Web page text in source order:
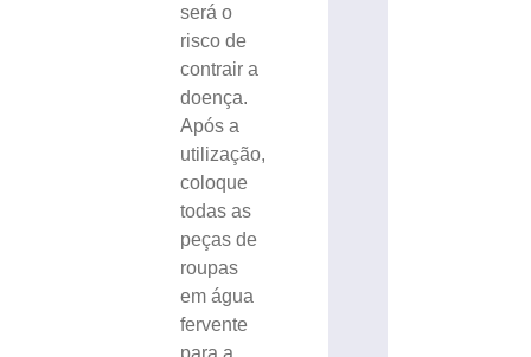
será o
risco de
contrair a
doença.
Após a
utilização,
coloque
todas as
peças de
roupas
em água
fervente
para a